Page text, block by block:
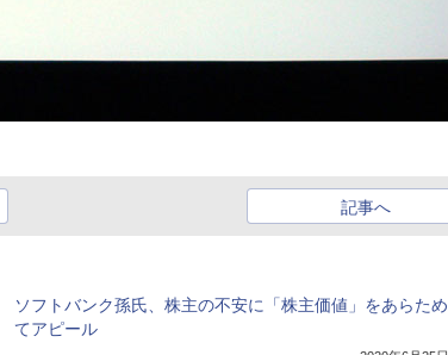
記事へ
ソフトバンク孫氏、株主の不安に「株主価値」をあらため
てアピール